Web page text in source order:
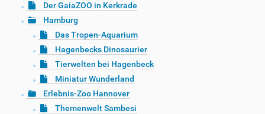
Der GaiaZOO in Kerkrade
Hamburg
Das Tropen-Aquarium
Hagenbecks Dinosaurier
Tierwelten bei Hagenbeck
Miniatur Wunderland
Erlebnis-Zoo Hannover
Themenwelt Sambesi